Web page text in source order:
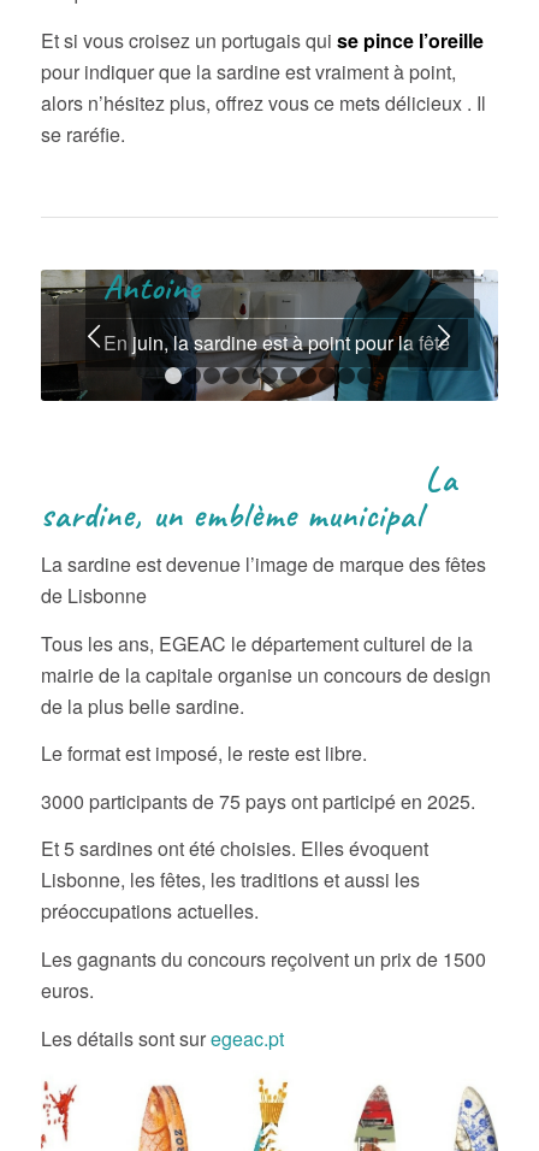
Et si vous croisez un portugais qui se pince l’oreille
pour indiquer que la sardine est vraiment à point,
alors n’hésitez plus, offrez vous ce mets délicieux . Il
se raréfie.
Antoine
En juin, la sardine est à point pour la fête
Suivant
1 2 3 4 5 8 9 1011
La
sardine, un emblème municipal
La sardine est devenue l’image de marque des fêtes
de Lisbonne
Tous les ans, EGEAC le département culturel de la
mairie de la capitale organise un concours de design
de la plus belle sardine.
Le format est imposé, le reste est libre.
3000 participants de 75 pays ont participé en 2025.
Et 5 sardines ont été choisies. Elles évoquent
Lisbonne, les fêtes, les traditions et aussi les
préoccupations actuelles.
Les gagnants du concours reçoivent un prix de 1500
euros.
Les détails sont suregeac.pt